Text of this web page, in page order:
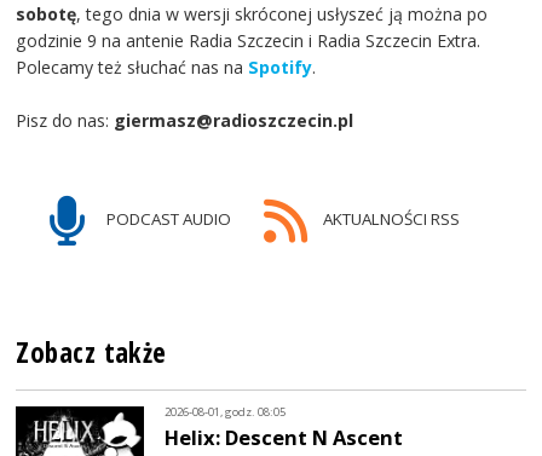
sobotę, tego dnia w wersji skróconej usłyszeć ją można po
godzinie 9 na antenie Radia Szczecin i Radia Szczecin Extra.
Polecamy też słuchać nas na Spotify.
Pisz do nas: giermasz@radioszczecin.pl
PODCAST AUDIO AKTUALNOŚCI RSS
Zobacz także
2026-08-01, godz. 08:05
Helix: Descent N Ascent